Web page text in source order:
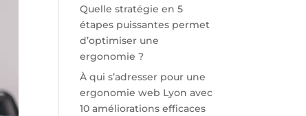
Quelle stratégie en 5
étapes puissantes permet
d’optimiser une
ergonomie ?
À qui s’adresser pour une
ergonomie web Lyon avec
10 améliorations efficaces